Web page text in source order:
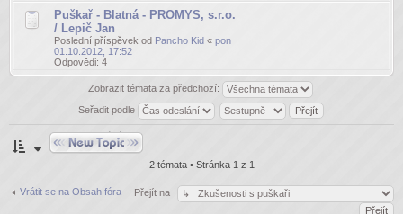
Puškař - Blatná - PROMYS, s.r.o.
/ Lepič Jan
Poslední příspěvek od Pancho Kid « pon
01.10.2012, 17:52
Odpovědi: 4
Zobrazit témata za předchozí:
Seřadit podle
Odeslat nové téma
2 témata • Stránka 1 z 1
Vrátit se na Obsah fóra Přejít na